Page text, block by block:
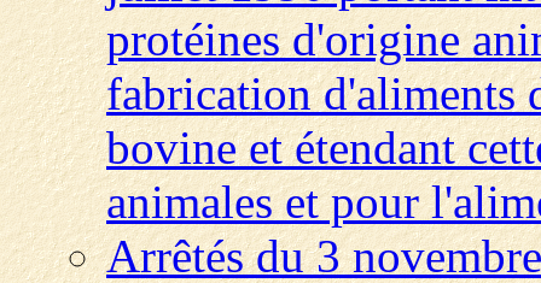
protéines d'origine
fabrication d'aliments
bovine et étendant
animales et pour
Arrêtés du 3